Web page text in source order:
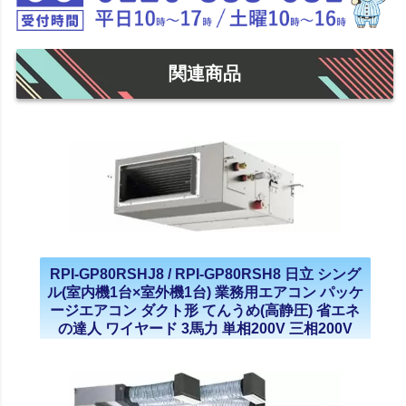
関連商品
RPI-GP80RSHJ8 / RPI-GP80RSH8 日立 シング
ル(室内機1台×室外機1台) 業務用エアコン パッケ
ージエアコン ダクト形 てんうめ(高静圧) 省エネ
の達人 ワイヤード 3馬力 単相200V 三相200V